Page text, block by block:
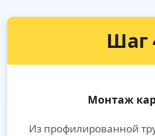
Шаг
Монтаж
Из профилированной